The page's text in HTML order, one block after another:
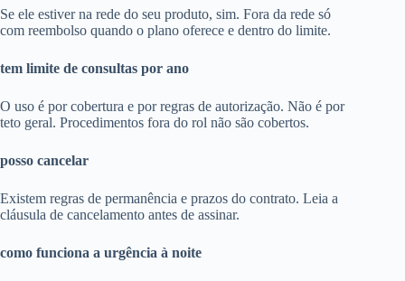
Se ele estiver na rede do seu produto, sim. Fora da rede só
com reembolso quando o plano oferece e dentro do limite.
tem limite de consultas por ano
O uso é por cobertura e por regras de autorização. Não é por
teto geral. Procedimentos fora do rol não são cobertos.
posso cancelar
Existem regras de permanência e prazos do contrato. Leia a
cláusula de cancelamento antes de assinar.
como funciona a urgência à noite